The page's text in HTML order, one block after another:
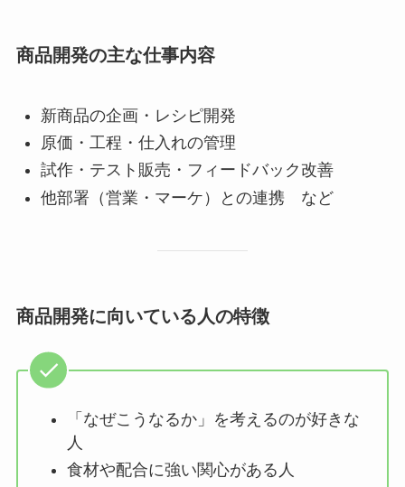
商品開発の主な仕事内容
新商品の企画・レシピ開発
原価・工程・仕入れの管理
試作・テスト販売・フィードバック改善
他部署（営業・マーケ）との連携 など
商品開発に向いている人の特徴
「なぜこうなるか」を考えるのが好きな
人
食材や配合に強い関心がある人